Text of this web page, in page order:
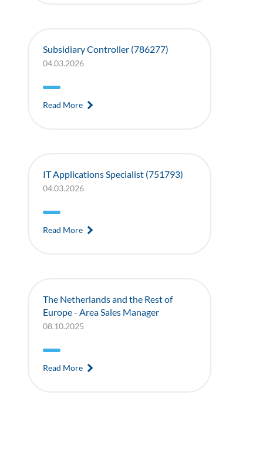
Subsidiary Controller (786277)
04.03.2026
Read More
IT Applications Specialist (751793)
04.03.2026
Read More
The Netherlands and the Rest of
Europe - Area Sales Manager
08.10.2025
Read More